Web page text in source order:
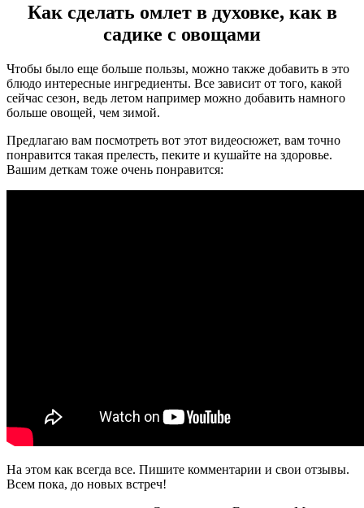
Как сделать омлет в духовке, как в
садике с овощами
Чтобы было еще больше пользы, можно также добавить в это
блюдо интересные ингредиенты. Все зависит от того, какой
сейчас сезон, ведь летом например можно добавить намного
больше овощей, чем зимой.
Предлагаю вам посмотреть вот этот видеосюжет, вам точно
понравится такая прелесть, пеките и кушайте на здоровье.
Вашим деткам тоже очень понравится:
На этом как всегда все. Пишите комментарии и свои отзывы.
Всем пока, до новых встреч!